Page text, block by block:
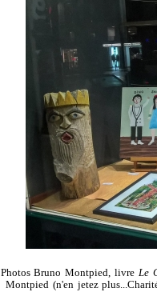
Photos Bruno Montpied, livre Le
Montpied (n'en jetez